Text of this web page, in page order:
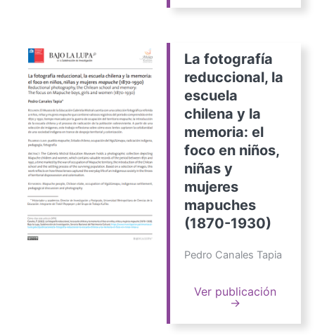
La fotografía
reduccional, la
escuela
chilena y la
memoria: el
foco en niños,
niñas y
mujeres
mapuches
(1870-1930)
Pedro Canales Tapia
Ver publicación
→